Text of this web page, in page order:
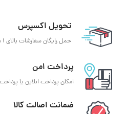
تحویل اکسپرس
حمل رایگان سفارشات بالای 1 میلیون تومان
پرداخت امن
امکان پرداخت انلاین یا
ضمانت اصالت کالا